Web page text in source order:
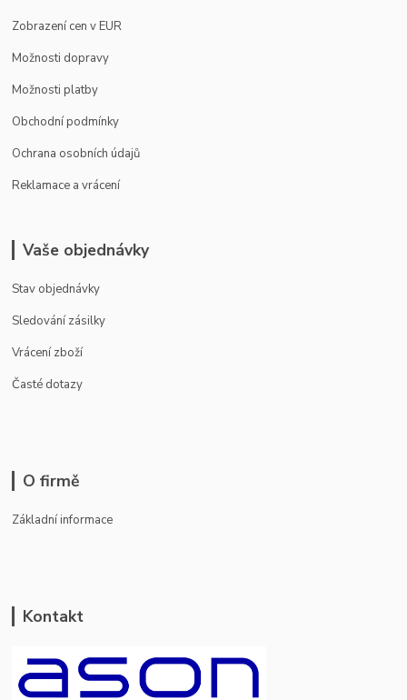
Zobrazení cen v EUR
Možnosti dopravy
Možnosti platby
Obchodní podmínky
Ochrana osobních údajů
Reklamace a vrácení
Vaše objednávky
Stav objednávky
Sledování zásilky
Vrácení zboží
Časté dotazy
O firmě
Základní informace
Kontakt